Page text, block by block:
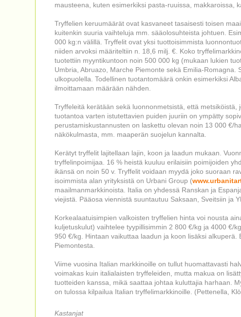
mausteena, kuten esimerkiksi pasta-ruuissa, makkaroissa,
Tryffelien keruumäärät ovat kasvaneet tasaisesti toisen
kuitenkin suuria vaihteluja mm. sääolosuhteista johtuen.
000 kg:n välillä. Tryffelit ovat yksi tuottoisimmista
niiden arvoksi määriteltiin n. 18,6 milj. €. Koko
tuotettiin myyntikuntoon noin 500 000 kg (mukaan lukien
Umbria, Abruazo, Marche Piemonte sekä Emilia-
ulkopuolella. Todellinen tuotantomäärä onkin esimerkiksi
ilmoittamaan määrään nähden.
Tryffeleitä kerätään sekä luonnonmetsistä, että
tuotantoa varten istutettavien puiden juuriin on ympätty
perustamiskustannusten on laskettu olevan noin 13 000 €/
näkökulmasta, mm. maaperän suojelun kannalta.
Kerätyt tryffelit lajitellaan lajin, koon ja laadun mukaan.
tryffelinpoimijaa. 16 % heistä kuuluu erilaisiin poimijoiden
ikänsä on noin 50 v. Tryffelit voidaan myydä joko suoraan
isoimmista alan yrityksistä on Urbani Group (
maailmanmarkkinoista. Italia on yhdessä Ranskan ja
viejistä. Pääosa viennistä suuntautuu Saksaan, Sveitsiin ja
Korkealaatuisimpien valkoisten tryffelien hinta voi nousta
kuljetuskulut) vaihtelee tyypillisimmin 2 800 €/kg ja 4000 €/
950 €/kg. Hintaan vaikuttaa laadun ja koon lisäksi
Piemontesta.
Viime vuosina Italian markkinoille on tullut huomattavasti
voimakas kuin italialaisten tryffeleiden, mutta makua on
tuotteiden kanssa, mikä saattaa johtaa kuluttajia harhaan.
on tulossa kilpailua Italian tryffelimarkkinoille. (Pettenella,
Kastanjat